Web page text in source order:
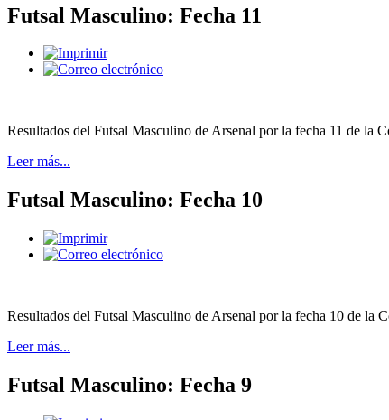
Futsal Masculino: Fecha 11
Resultados del Futsal Masculino de Arsenal por la fecha 11 de la
Leer más...
Futsal Masculino: Fecha 10
Resultados del Futsal Masculino de Arsenal por la fecha 10 de la
Leer más...
Futsal Masculino: Fecha 9